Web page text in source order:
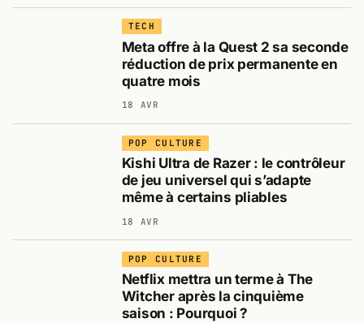
TECH
Meta offre à la Quest 2 sa seconde
réduction de prix permanente en
quatre mois
18 AVR
POP CULTURE
Kishi Ultra de Razer : le contrôleur
de jeu universel qui s’adapte
même à certains pliables
18 AVR
POP CULTURE
Netflix mettra un terme à The
Witcher après la cinquième
saison : Pourquoi ?